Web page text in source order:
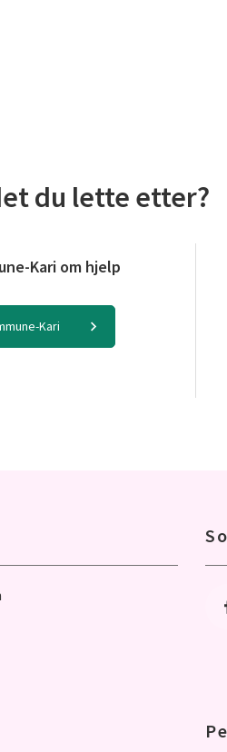
du lette etter?
Kari om hjelp
Kari